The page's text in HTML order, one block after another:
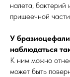
налета, бактерий
пришеечной
У
наблюдаться
К ним можно
может быть